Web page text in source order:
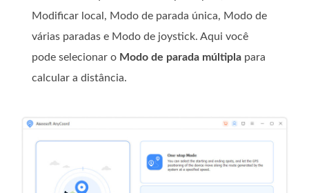
Modificar local, Modo de parada única, Modo de
várias paradas e Modo de joystick. Aqui você
pode selecionar o Modo de parada múltipla para
calcular a distância.